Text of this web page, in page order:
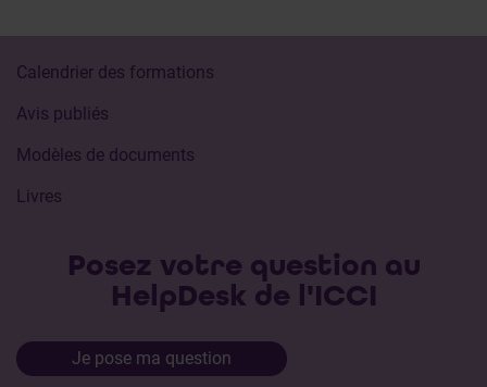
Calendrier des formations
Avis publiés
Modèles de documents
Livres
Posez votre question au
HelpDesk de l'ICCI
Je pose ma question